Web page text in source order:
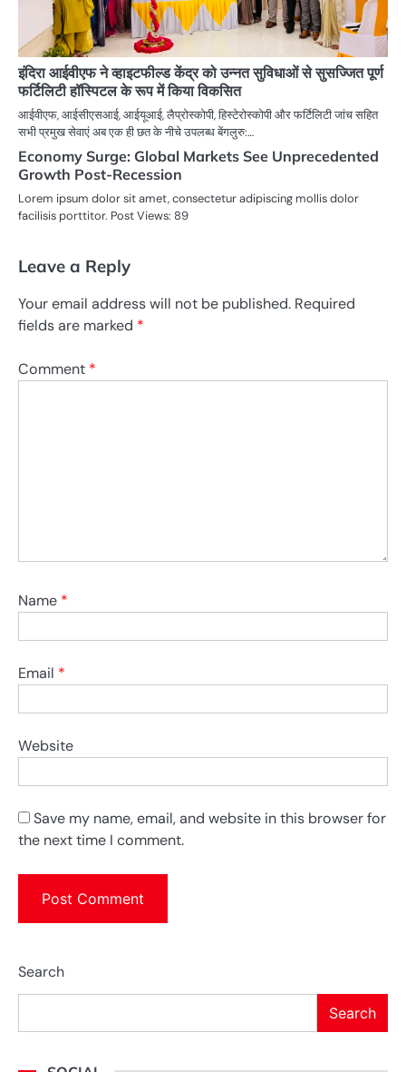
इंदिरा आईवीएफ ने व्हाइटफील्ड केंद्र को उन्नत सुविधाओं से सुसज्जित पूर्ण
फर्टिलिटी हॉस्पिटल के रूप में किया विकसित
आईवीएफ, आईसीएसआई, आईयूआई, लैप्रोस्कोपी, हिस्टेरोस्कोपी और फर्टिलिटी जांच सहित
सभी प्रमुख सेवाएं अब एक ही छत के नीचे उपलब्ध बेंगलुरु:…
Economy Surge: Global Markets See Unprecedented
Growth Post-Recession
Lorem ipsum dolor sit amet, consectetur adipiscing mollis dolor
facilisis porttitor. Post Views: 89
Leave a Reply
Your email address will not be published. Required
fields are marked *
Comment *
Name *
Email *
Website
Save my name, email, and website in this browser for
the next time I comment.
Search
Search